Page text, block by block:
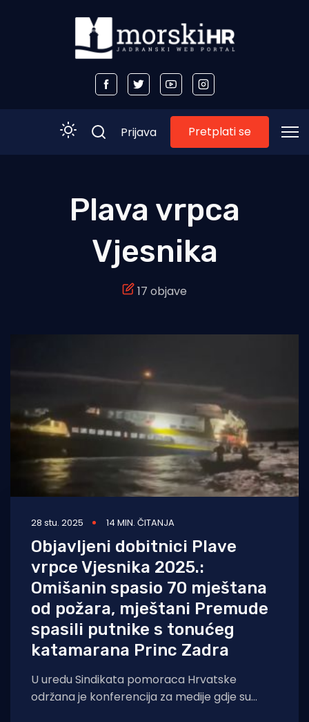
Morski plus
Turizam i nautika
Ekologija
Tradicija i kultura
Prijava Pretplati se
Plava vrpca
Vjesnika
17 objave
28 stu. 2025 14 MIN. ČITANJA
Objavljeni dobitnici Plave
vrpce Vjesnika 2025.:
Omišanin spasio 70 mještana
od požara, mještani Premude
spasili putnike s tonućeg
katamarana Princ Zadra
U uredu Sindikata pomoraca Hrvatske
održana je konferencija za medije gdje su